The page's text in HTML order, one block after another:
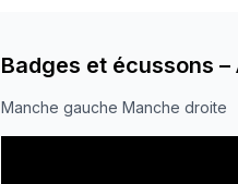
Badges et écussons –
Manche gauche Manche droite